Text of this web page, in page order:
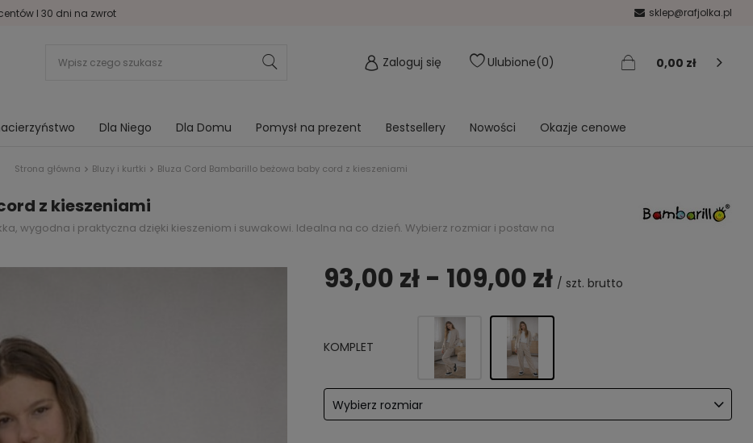
I 30 dni na zwrot sklep@rafjolka.pl
Zaloguj się Ulubione 0 0,00 zł
Dla Niego Dla Domu Pomysł na prezent Bestsellery Nowości Okazje cenowe
Strona główna Bluzy i kurtki Bluza Cord Bambarillo beżowa baby cord z kieszeniami
z kieszeniami
wygodna i praktyczna dzięki kieszeniom i suwakowi. Idealna na co dzień. Wybierz rozmiar i postaw na
93,00 zł - 109,00 zł / szt. brutto
KOMPLET
Wybierz rozmiar